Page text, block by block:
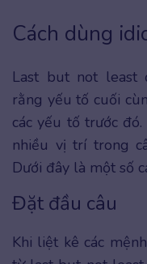
Cách dùng
Last but not least
rằng yếu tố cuối
các yếu tố trước
nhiều vị trí trong
Dưới đây là một số
Đặt đầu câu
Khi liệt kê các